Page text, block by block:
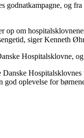
godnatkampagne, og
op om
siger Kenneth
Hospitalsklovne,
oplevelse for